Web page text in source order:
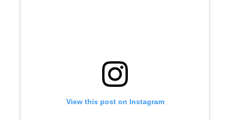
View this post on Instagram